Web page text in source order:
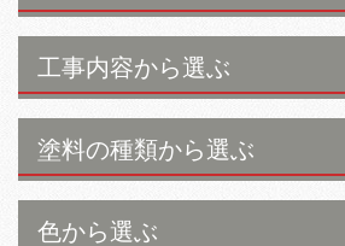
工事内容から選ぶ
塗料の種類から選ぶ
色から選ぶ